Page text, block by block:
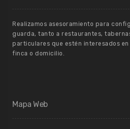
Realizamos asesoramiento para
guarda, tanto a restaurantes,
particulares que estén interesados
finca o domicilio.
Mapa Web